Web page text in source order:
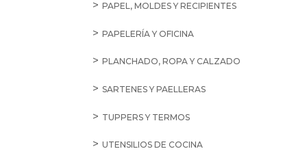
PAPEL, MOLDES Y RECIPIENTES
PAPELERÍA Y OFICINA
PLANCHADO, ROPA Y CALZADO
SARTENES Y PAELLERAS
TUPPERS Y TERMOS
UTENSILIOS DE COCINA